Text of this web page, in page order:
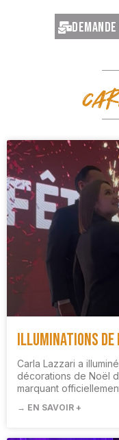
Illuminations de
Carla Lazzari a
décorations de Noël
marquant
→ EN SAVOIR +